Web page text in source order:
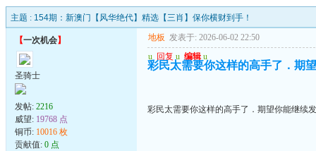
主题 : 154期：新澳门【风华绝代】精选【三肖】保你横财到手！
【一次机会】
圣骑士
发帖: 2216
威望: 19768 点
铜币: 10016 枚
贡献值: 0 点
地板 发表于: 2026-06-02 22:50
u 回复 u 编辑 u
彩民太需要你这样的高手了．期
彩民太需要你这样的高手了．期望你能继续